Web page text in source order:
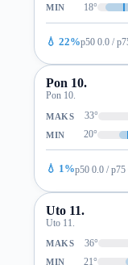
MIN 18°
💧 22%p50 0.0 /
Pon 10.
Pon 10.
MAKS 33°
MIN 20°
💧 1%p50 0.0 / p75
Uto 11.
Uto 11.
MAKS 36°
MIN 21°